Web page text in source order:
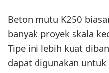
Beton mutu K250
banyak proyek skala
Tipe ini lebih kuat
dapat digunakan